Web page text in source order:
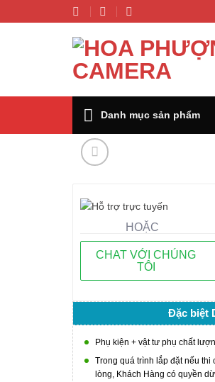
đến
Danh mục sản phẩm
HOẶC
CHAT VỚI CHÚNG
TÔI
Đặc biệt
Phụ kiện + vật tư phụ chất
Trong quá trình lắp đặt nếu thi
lòng, Khách Hàng có quyền